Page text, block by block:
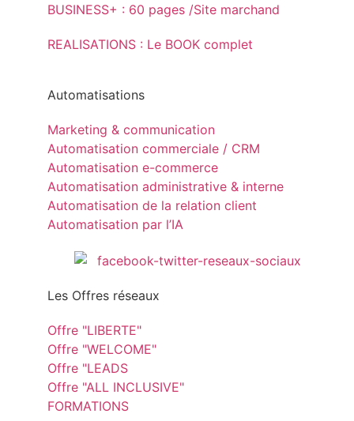
BUSINESS+ : 60 pages /Site marchand
REALISATIONS : Le BOOK complet
Automatisations
Marketing & communication
Automatisation commerciale / CRM
Automatisation e-commerce
Automatisation administrative & interne
Automatisation de la relation client
Automatisation par l’IA
Les Offres réseaux
Offre "LIBERTE"
Offre "WELCOME"
Offre "LEADS
Offre "ALL INCLUSIVE"
FORMATIONS